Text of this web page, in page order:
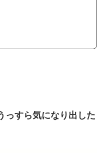
っすら気になり出した